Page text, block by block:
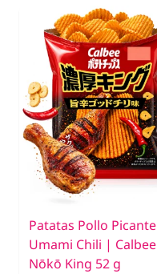
Patatas Pollo Picante
Umami Chili | Calbee
Nōkō King 52 g